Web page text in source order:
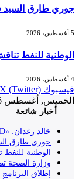
جوري طارق السيد
5 أغسطس، 2026
الوطنية للنفط
4 أغسطس، 2026
فيسبوك X (Twitter)
الخميس, أغسطس 6, 2026
أخبار شائعة
خالد رغدان: «ADHD» ليس عجزا بل عقل يعمل بذكاء وإيقاع مختلف
جوري طارق
الوطنية
وزارة الصحة
إطلاق